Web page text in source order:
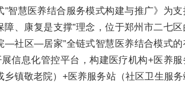
智慧医养结合服务模式构建与推广》为
、康复是支撑”理念，位于郑州市二七区
—社区—居家”全链式智慧医养结合模式的
信息化管控平台，构建医疗机构+医养服
乡镇敬老院）+医养服务站（社区卫生服